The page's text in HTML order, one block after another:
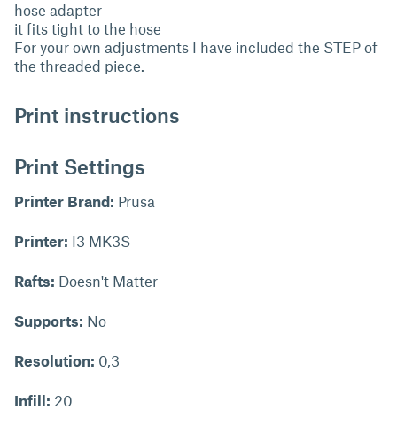
hose adapter
it fits tight to the hose
For your own adjustments I have included the STEP of
the threaded piece.
Print instructions
Print Settings
Printer Brand: Prusa
Printer: I3 MK3S
Rafts: Doesn't Matter
Supports: No
Resolution: 0,3
Infill: 20